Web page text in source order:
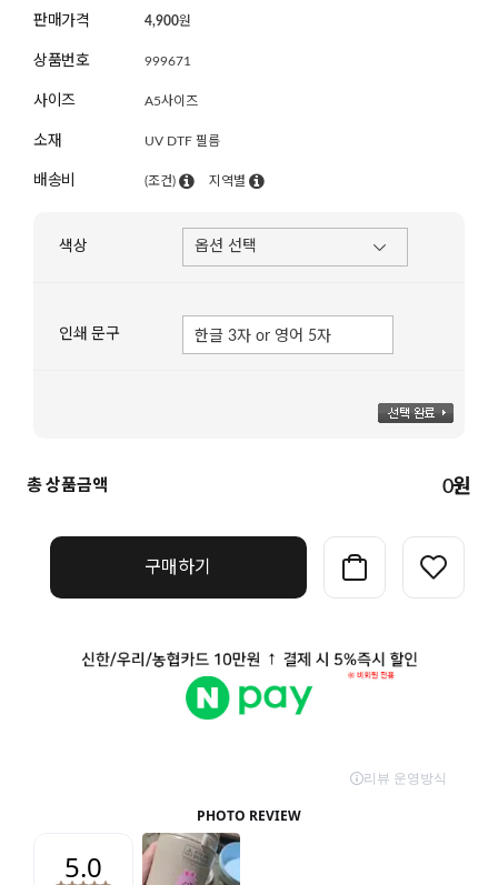
판매가격 4,900원
상품번호 999671
사이즈 A5사이즈
소재 UV DTF 필름
배송비 (조건) 지역별
색상
인쇄 문구
총 상품금액 0원
구매하기